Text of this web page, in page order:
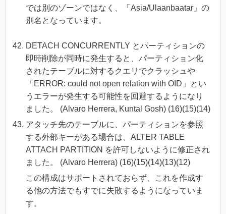
では別のゾーンではなく、「Asia/Ulaanbaatar」の
別名となっています。
DETACH CONCURRENTLY とパーティションの
即時削除が同時に発生すると、パーティション化
されたテーブルに対するクエリでクラッシュや
「ERROR: could not open relation with OID」とい
うエラーが発生する可能性を回避するようになり
ました。 (Alvaro Herrera, Kuntal Gosh) (16)(15)(14)
アタッチ先のテーブルに、パーティションを参照
する外部キーがある場合は、ALTER TABLE
ATTACH PARTITION を許可しないように修正され
ました。 (Alvaro Herrera) (16)(15)(14)(13)(12)
この構成はサポートされておらず、これを作成す
る他の方法でもすでに失敗するようになっていま
す。